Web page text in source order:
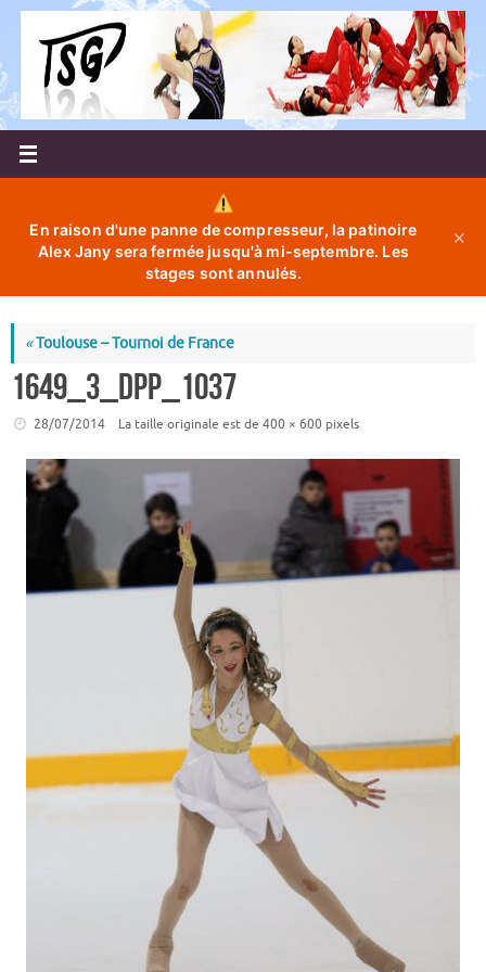
Passer
contenu
En raison d'une panne de compresseur, la patinoire
Alex Jany sera fermée jusqu'à mi-septembre. Les
stages sont annulés.
✕
«Toulouse – Tournoi de France
1649_3_dpp_1037
28/07/2014 La taille originale est de 400 × 600 pixels